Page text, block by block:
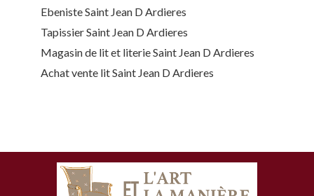
Ebeniste Saint Jean D Ardieres
Tapissier Saint Jean D Ardieres
Magasin de lit et literie Saint Jean D Ardieres
Achat vente lit Saint Jean D Ardieres